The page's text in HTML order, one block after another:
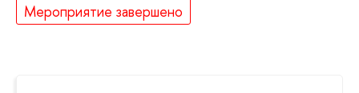
Мероприятие завершено